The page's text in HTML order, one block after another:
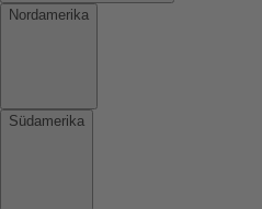
Nordamerika
Südamerika